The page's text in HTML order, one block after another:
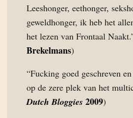
Leeshonger, eethonger,
geweldhonger, ik heb het
het lezen van Frontaal
Brekelmans)
“Fucking goed geschreven
op de zere plek van het
Dutch Bloggies 2009)